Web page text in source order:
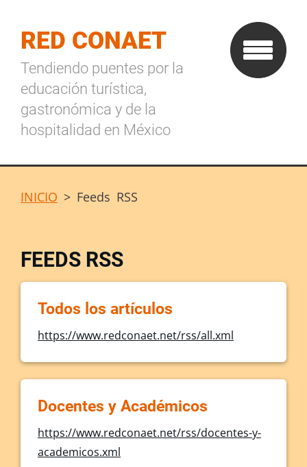
RED CONAET
Tendiendo puentes por la
educación turística,
gastronómica y de la
hospitalidad en México
INICIO > Feeds RSS
FEEDS RSS
Todos los artículos
https://www.redconaet.net/rss/all.xml
Docentes y Académicos
https://www.redconaet.net/rss/docentes-y-
academicos.xml